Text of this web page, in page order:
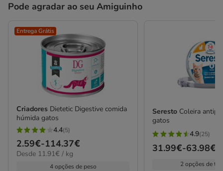
Pode agradar ao seu Amiguinho
Entrega Grátis
Criadores Dietetic Digestive comida
húmida gatos
4.4
estrelas
com
4.4(5)
Preço
de
2.59€-114.37€
11.91€
Desde 11.91€ / kg
4 opções de peso
Seresto Coleira
gatos
4.9
estrelas
4.9(25)
Preço
31.99€-63.98€
2 opções de